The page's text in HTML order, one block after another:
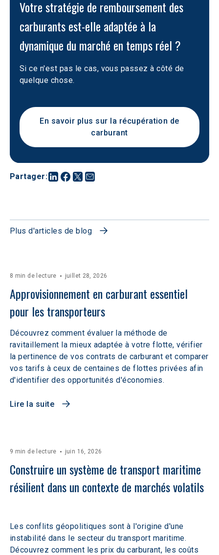
Partager:
Votre stratégie de remboursement des
carburants est-elle adaptée à la
dynamique du marché en temps réel ?
Si ce n'est pas le cas, vous passez à côté de
quelque chose.
En savoir plus sur la récupération de
carburant
Plus d'articles de blog
8 min de lecture juillet 28, 2026
Approvisionnement en carburant essentiel
pour les transporteurs
Découvrez comment évaluer la méthode de
ravitaillement la mieux adaptée à votre flotte, vérifier
la pertinence de vos contrats de carburant et comparer
vos tarifs à ceux de centaines de flottes privées afin
d'identifier des opportunités d'économies.
Lire la suite
9 min de lecture juin 16, 2026
Construire un système de transport maritime
résilient dans un contexte de marchés volatils
Les conflits géopolitiques sont à l'origine d'une
instabilité dans le secteur du transport maritime.
Découvrez comment les prix du carburant, les coûts